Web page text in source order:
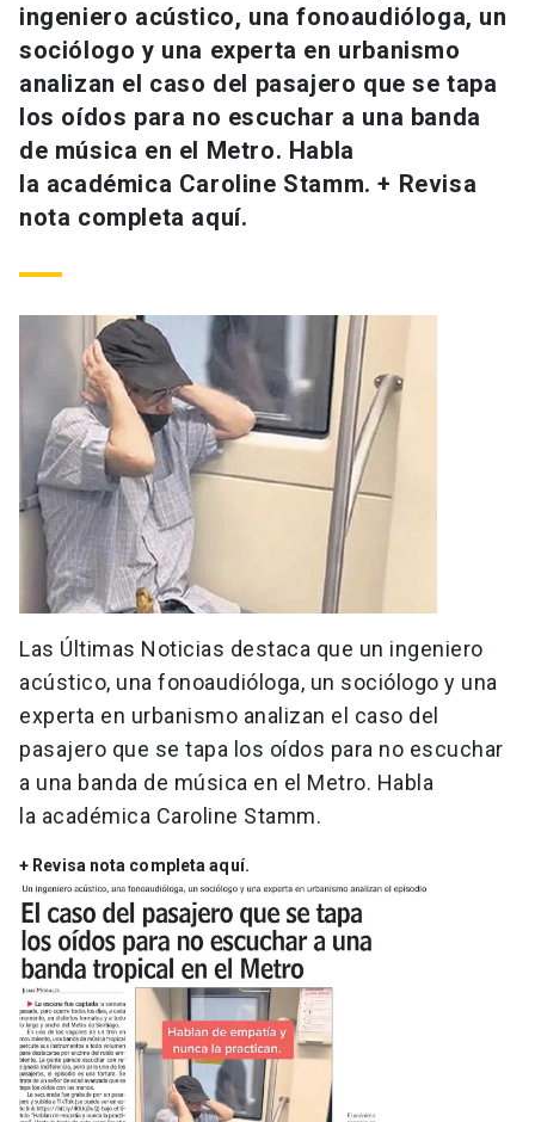
ingeniero acústico, una fonoaudióloga, un
sociólogo y una experta en urbanismo
analizan el caso del pasajero que se tapa
los oídos para no escuchar a una banda
de música en el Metro. Habla
la académica Caroline Stamm. + Revisa
nota completa aquí.
Las Últimas Noticias destaca que un ingeniero
acústico, una fonoaudióloga, un sociólogo y una
experta en urbanismo analizan el caso del
pasajero que se tapa los oídos para no escuchar
a una banda de música en el Metro. Habla
la académica Caroline Stamm.
+ Revisa nota completa aquí.